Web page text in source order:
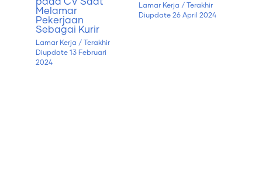
pada CV Saat
Melamar
Pekerjaan
Sebagai Kurir
Lamar Kerja / Terakhir
Diupdate 13 Februari
2024
Lamar Kerja / Terakhir
Diupdate26 April 2024